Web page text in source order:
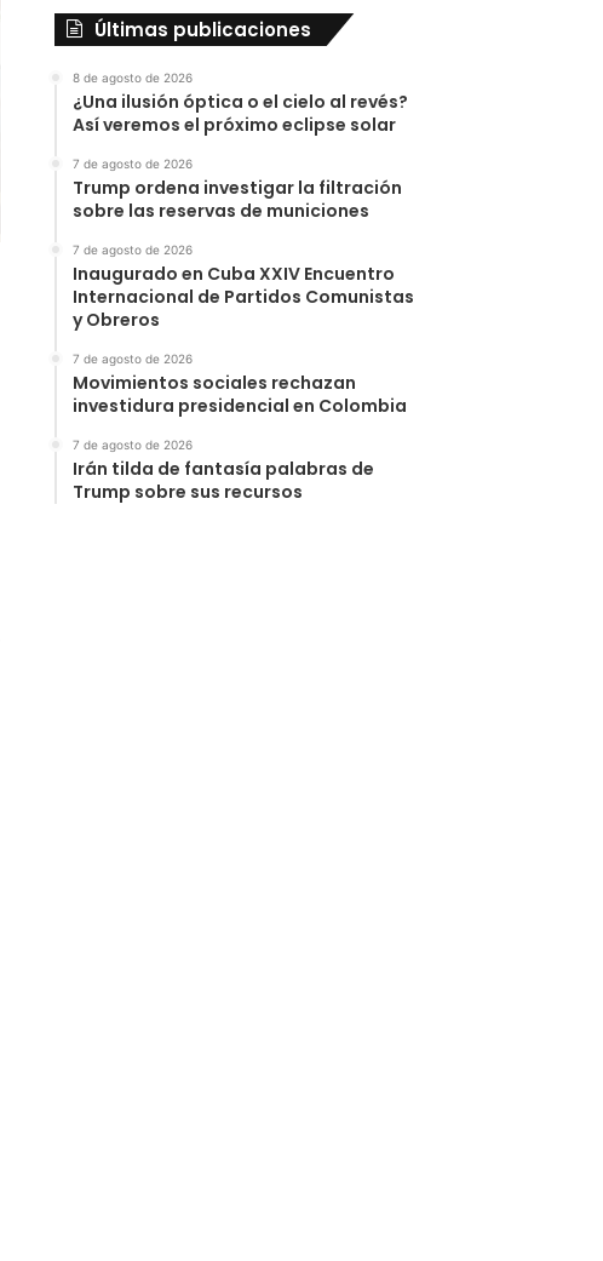
Últimas publicaciones
8 de agosto de 2026
¿Una ilusión óptica o el cielo al revés?
Así veremos el próximo eclipse solar
7 de agosto de 2026
Trump ordena investigar la filtración
sobre las reservas de municiones
7 de agosto de 2026
Inaugurado en Cuba XXIV Encuentro
Internacional de Partidos Comunistas
y Obreros
7 de agosto de 2026
Movimientos sociales rechazan
investidura presidencial en Colombia
7 de agosto de 2026
Irán tilda de fantasía palabras de
Trump sobre sus recursos